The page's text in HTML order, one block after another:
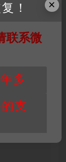
×
！
联系微
多
支